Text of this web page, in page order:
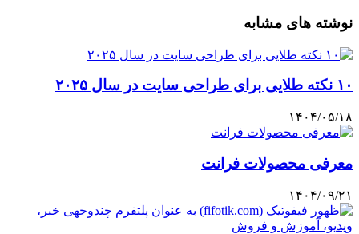
نوشته های مشابه
۱۰ نکته طلایی برای طراحی سایت در سال ۲۰۲۵
۱۴۰۴/۰۵/۱۸
معرفی محصولات فرانت
۱۴۰۴/۰۹/۲۱